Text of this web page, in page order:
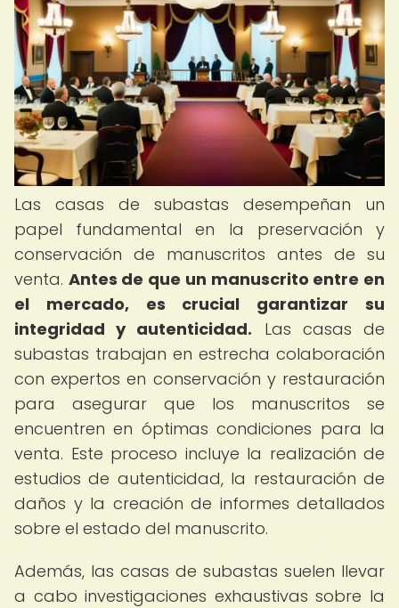
Las casas de subastas desempeñan un
papel fundamental en la preservación y
conservación de manuscritos antes de su
venta. Antes de que un manuscrito entre en
el mercado, es crucial garantizar su
integridad y autenticidad. Las casas de
subastas trabajan en estrecha colaboración
con expertos en conservación y restauración
para asegurar que los manuscritos se
encuentren en óptimas condiciones para la
venta. Este proceso incluye la realización de
estudios de autenticidad, la restauración de
daños y la creación de informes detallados
sobre el estado del manuscrito.
Además, las casas de subastas suelen llevar
a cabo investigaciones exhaustivas sobre la